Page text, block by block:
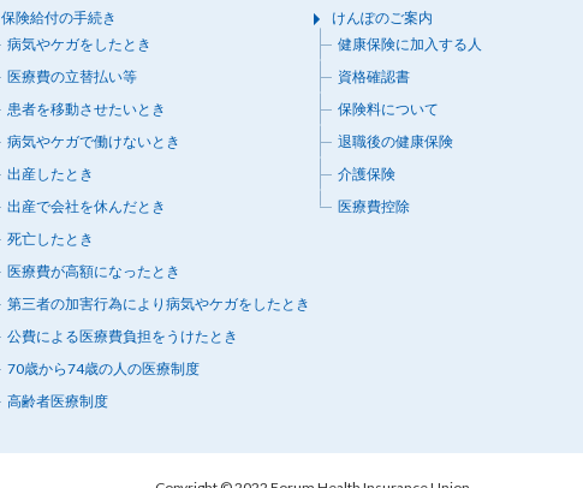
保険給付の手続き
病気やケガをしたとき
医療費の立替払い等
患者を移動させたいとき
病気やケガで働けないとき
出産したとき
出産で会社を休んだとき
死亡したとき
医療費が高額になったとき
第三者の加害行為により病気やケガをしたとき
公費による医療費負担をうけたとき
70歳から74歳の人の医療制度
高齢者医療制度
けんぽのご案内
健康保険に加入する人
資格確認書
保険料について
退職後の健康保険
介護保険
医療費控除